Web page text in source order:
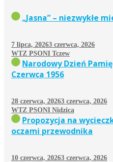
„Jasna” – niezwykłe
7 lipca, 20263 czerwca, 2026
WTZ PSONI Tczew
Narodowy Dzień
Czerwca 1956
28 czerwca, 20263 czerwca, 2026
WTZ PSONI Nidzica
Propozycja na
oczami przewodnika
10 czerwca, 20263 czerwca, 2026